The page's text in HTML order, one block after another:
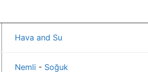
Hava and Su
Nemli - Soğuk